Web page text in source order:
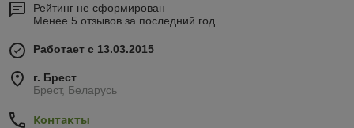
Рейтинг не сформирован
Менее 5 отзывов за последний год
Работает с 13.03.2015
г. Брест
Брест, Беларусь
Контакты